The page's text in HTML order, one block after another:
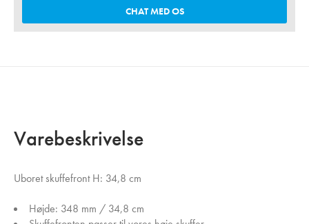
CHAT MED OS
Varebeskrivelse
Uboret skuffefront H: 34,8 cm
Højde: 348 mm / 34,8 cm